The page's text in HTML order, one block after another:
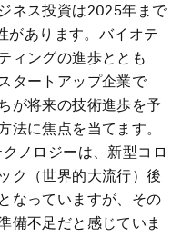
ネス投資は2025年まで
があります。バイオテ
ィングの進歩ととも
タートアップ企業で
が将来の技術進歩を予
法に焦点を当てます。
クノロジーは、新型コロ
ク（世界的大流行）後
なっていますが、その
備不足だと感じていま